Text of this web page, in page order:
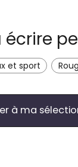
et sport
à ma